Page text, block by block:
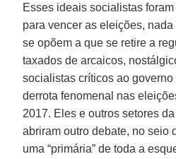
Esses ideais socialistas
para vencer as eleições,
se opõem a que se retire a
taxados de arcaicos,
socialistas críticos ao
derrota fenomenal nas
2017. Eles e outros setores
abriram outro debate, no seio
uma “primária” de toda a